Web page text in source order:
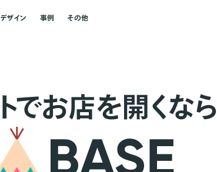
デザイン 事例 その他
トでお店を開くなら